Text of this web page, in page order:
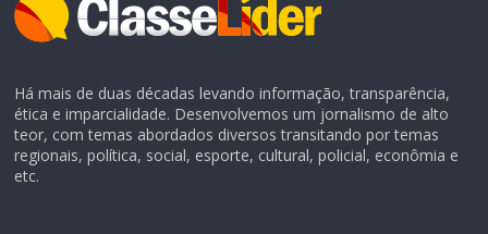
Há mais de duas décadas levando informação, transparência,
ética e imparcialidade. Desenvolvemos um jornalismo de alto
teor, com temas abordados diversos transitando por temas
regionais, política, social, esporte, cultural, policial, econômia e
etc.